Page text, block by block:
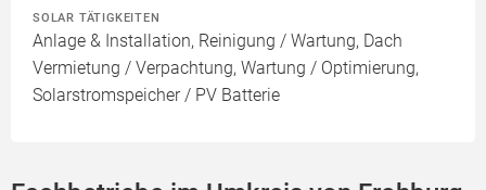
SOLAR TÄTIGKEITEN
Anlage & Installation, Reinigung / Wartung, Dach
Vermietung / Verpachtung, Wartung / Optimierung,
Solarstromspeicher / PV Batterie